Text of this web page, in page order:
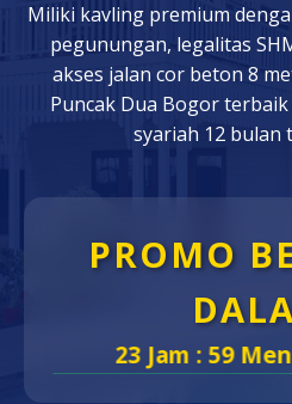
Miliki kavling premium
pegunungan, legalitas
akses jalan cor beton 8
Puncak Dua Bogor
syariah 12 bulan
PROMO
23 Jam : 59